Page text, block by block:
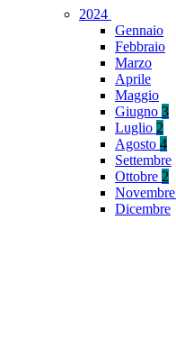
2024
Gennaio
Febbraio
Marzo
Aprile
Maggio
Giugno 3
Luglio 2
Agosto 4
Settembre
Ottobre 2
Novembre
Dicembre